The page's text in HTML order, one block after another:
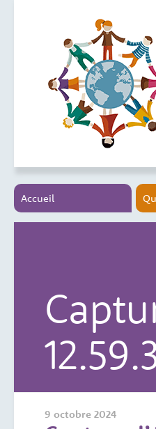
Accueil
9 octobre 2024